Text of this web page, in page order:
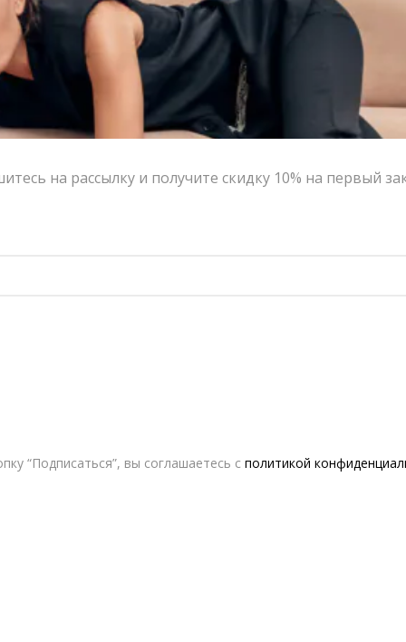
на рассылку и получите скидку 10% на первый
“Подписаться”, вы соглашаетесь с политикой